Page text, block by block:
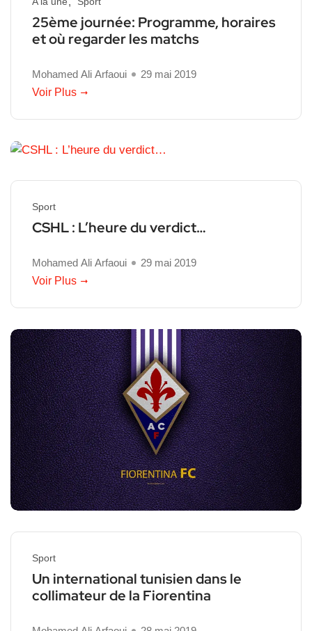
25ème journée: Programme, horaires
et où regarder les matchs
Mohamed Ali Arfaoui
29 mai 2019
Voir Plus
Sport
CSHL : L’heure du verdict…
Mohamed Ali Arfaoui
29 mai 2019
Voir Plus
Sport
Un international tunisien dans le
collimateur de la Fiorentina